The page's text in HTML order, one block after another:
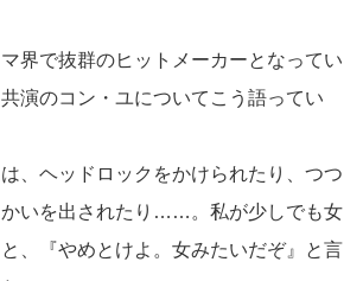
界で抜群のヒットメーカーとなってい
演のコン・ユについてこう語ってい
は、ヘッドロックをかけられたり、つつ
いを出されたり……。私が少しでも女
、『やめとけよ。女みたいだぞ』と言